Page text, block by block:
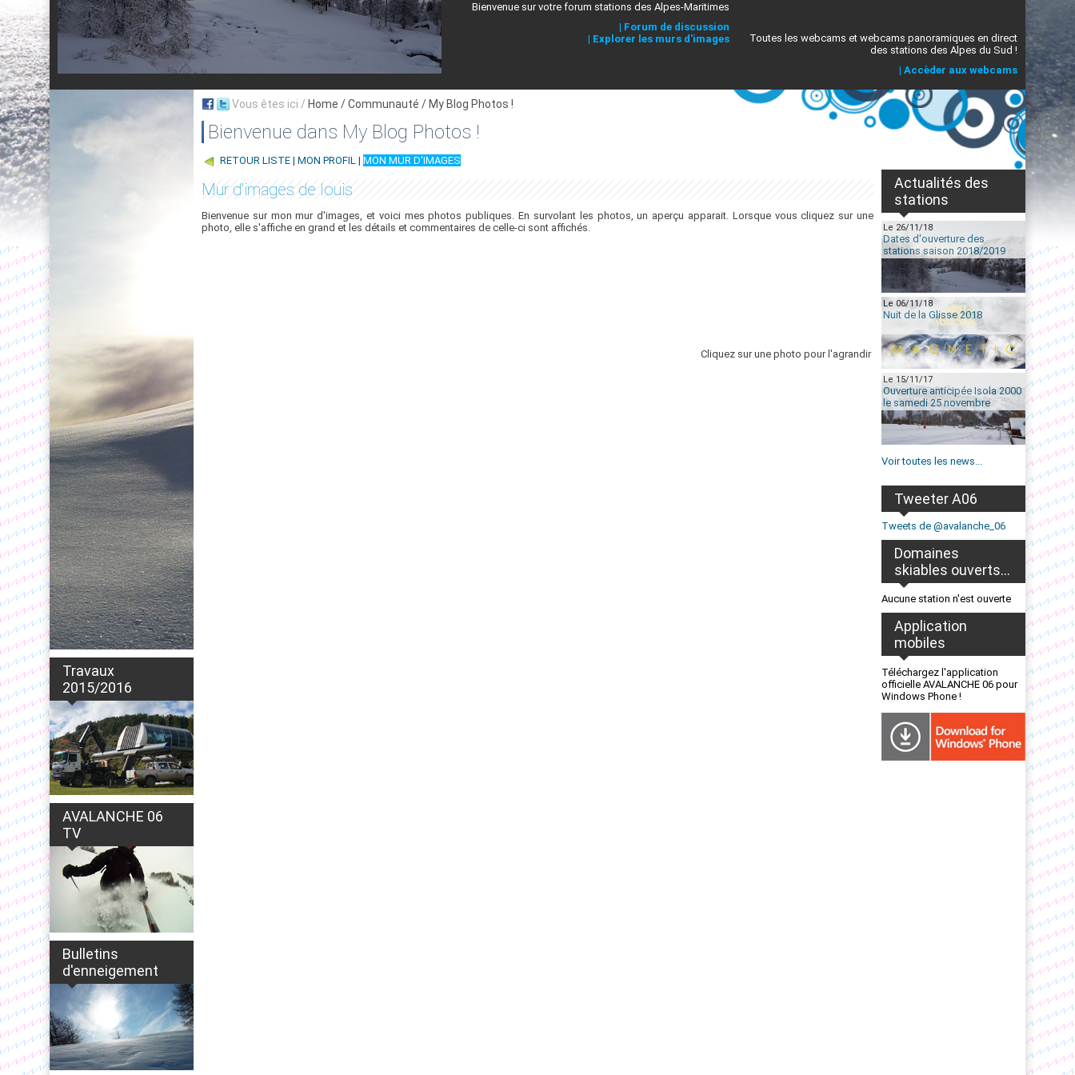
Bienvenue sur votre forum stations des Alpes-Maritimes
| Forum de discussion
| Explorer les murs d'images
Toutes les webcams et webcams panoramiques en direct
des stations des Alpes du Sud !
| Accèder aux webcams
Travaux
2015/2016
AVALANCHE 06
TV
Bulletins
d'enneigement
Vous êtes ici / Home / Communauté / My Blog Photos !
Bienvenue dans My Blog Photos !
RETOUR LISTE | MON PROFIL | MON MUR D'IMAGES
Mur d'images de louis
Bienvenue sur mon mur d'images, et voici mes photos publiques. En survolant les photos, un aperçu apparait. Lorsque vous cliquez sur une
photo, elle s'affiche en grand et les détails et commentaires de celle-ci sont affichés.
Cliquez sur une photo pour l'agrandir
Actualités des
stations
Le 26/11/18
Dates d'ouverture des
stations saison 2018/2019
Le 06/11/18
Nuit de la Glisse 2018
Le 15/11/17
Ouverture anticipée Isola 2000
le samedi 25 novembre
Voir toutes les news...
Tweeter A06
Tweets de @avalanche_06
Domaines
skiables ouverts...
Aucune station n'est ouverte
Application
mobiles
Téléchargez l'application
officielle AVALANCHE 06 pour
Windows Phone !